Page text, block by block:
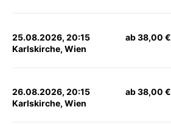
25.08.2026, 20:15
Karlskirche, Wien
ab 38,00 €
26.08.2026, 20:15
Karlskirche, Wien
ab 38,00 €